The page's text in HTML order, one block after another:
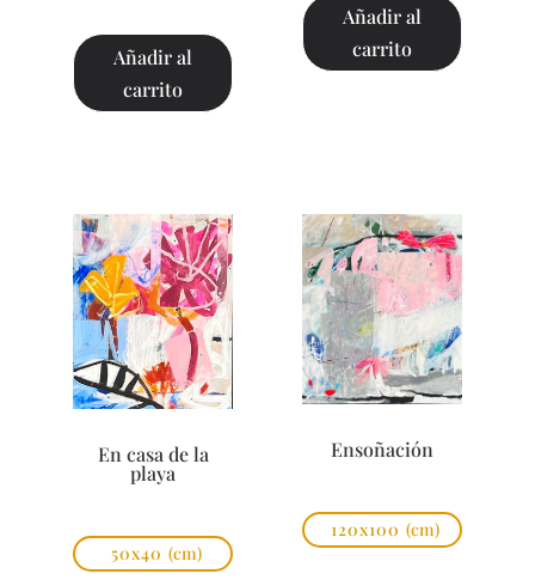
Añadir al
carrito
Añadir al
carrito
En casa de la
playa
50x40 (cm)
Ensoñación
120x100 (cm)